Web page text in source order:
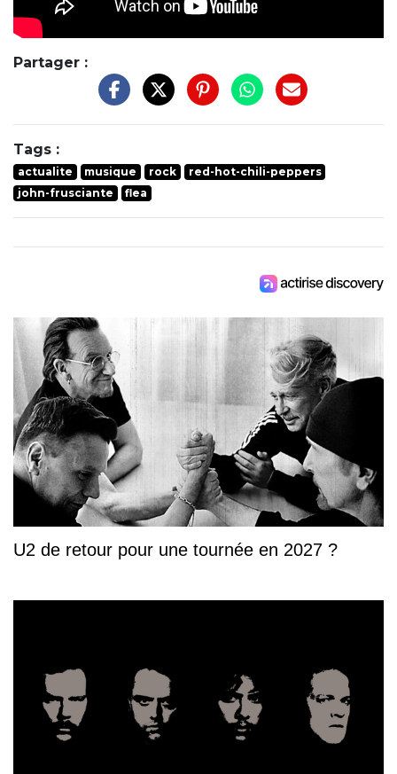
Partager :
Tags :
actualite musique rock
red-hot-chili-peppers
john-frusciante
flea
U2 de retour pour une tournée en 2027 ?